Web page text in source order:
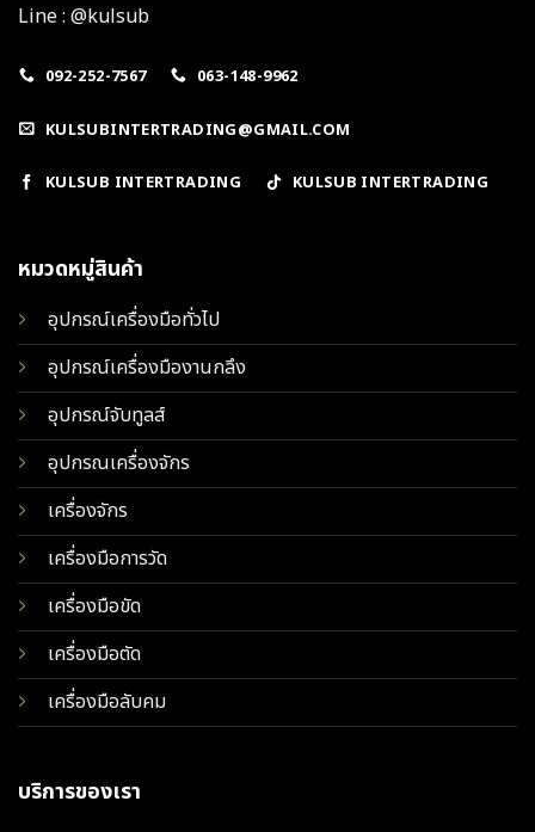
Line : @kulsub
092-252-7567 063-148-9962
KULSUBINTERTRADING@GMAIL.COM
KULSUB INTERTRADING KULSUB INTERTRADING
หมวดหมู่สินค้า
อุปกรณ์เครื่องมือทั่วไป
อุปกรณ์เครื่องมืองานกลึง
อุปกรณ์จับทูลส์
อุปกรณเครื่องจักร
เครื่องจักร
เครื่องมือการวัด
เครื่องมือขัด
เครื่องมือตัด
เครื่องมือลับคม
บริการของเรา